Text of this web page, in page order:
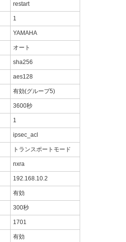
restart
1
YAMAHA
オート
sha256
aes128
有効(グループ5)
3600秒
1
ipsec_acl
トランスポートモード
nxra
192.168.10.2
有効
300秒
1701
有効